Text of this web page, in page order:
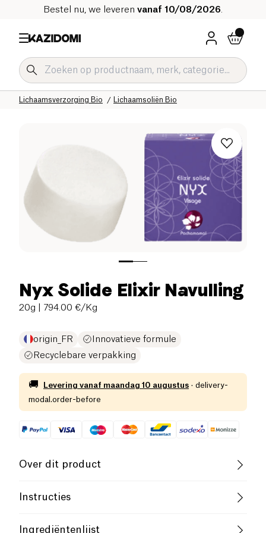
Bestel nu, we leveren vanaf 10/08/2026
Lichaamsoliën Bio
Lichaamsverzorging Bio
Hygiëne & Schoonheid
Onze biologische catalogus
Home
Nyx Solide Elixir Navulling
20g | 794.00 €/Kg
origin_FR
Innovatieve formule
Recyclebare verpakking
🚚 Levering vanaf maandag 10 augustus · delivery-
modal.order-before
Over dit product
Vegan
Instructies
Ingrediëntenlijst